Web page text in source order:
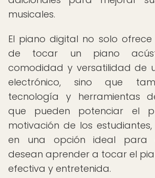
musicales.
El piano digital no solo ofrece
de tocar un piano
comodidad y versatilidad de
electrónico, sino que
tecnología y herramientas
que pueden potenciar el
motivación de los
en una opción ideal para
desean aprender a tocar el
efectiva y entretenida.